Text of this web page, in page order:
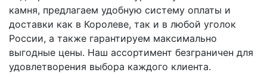
камня, предлагаем удобную систему оплаты и
доставки как в Королеве, так и в любой уголок
России, а также гарантируем максимально
выгодные цены. Наш ассортимент безграничен для
удовлетворения выбора каждого клиента.